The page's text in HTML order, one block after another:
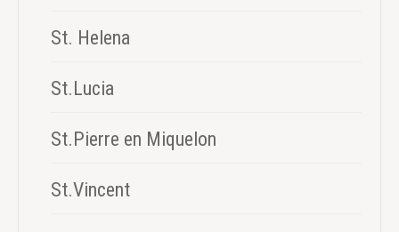
St. Helena
St.Lucia
St.Pierre en Miquelon
St.Vincent